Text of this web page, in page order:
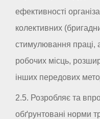
ефективності
колективних
стимулювання праці,
робочих місць,
інших передових
2.5. Розробляє та
обґрунтовані норми